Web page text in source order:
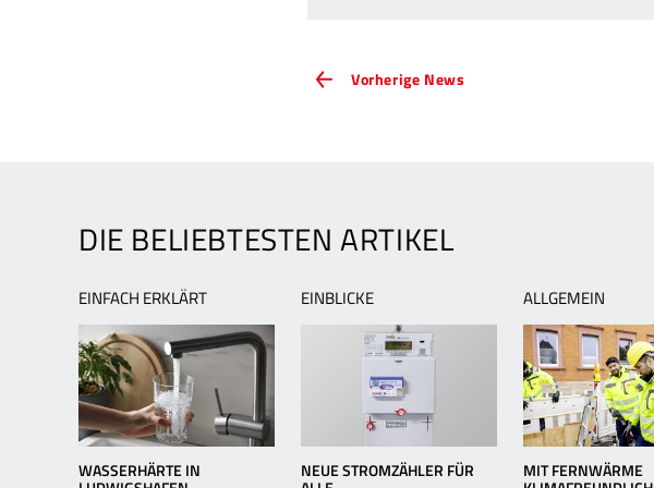
ARTIKEL-
Vorherige News
DIE BELIEBTESTEN ARTIKEL
EINFACH ERKLÄRT
WASSERHÄRTE IN
EINBLICKE
NEUE STROMZÄHLER FÜR
ALLGEMEIN
MIT FERNWÄRME